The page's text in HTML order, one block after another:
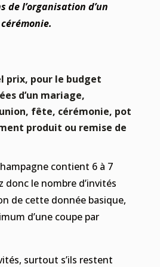
de l’organisation d’un
prix, pour le budget
d’un mariage,
fête, cérémonie, pot
produit ou remise de
contient 6 à 7
donc le nombre d’invités
de cette donnée basique,
d’une coupe par
surtout s’ils restent